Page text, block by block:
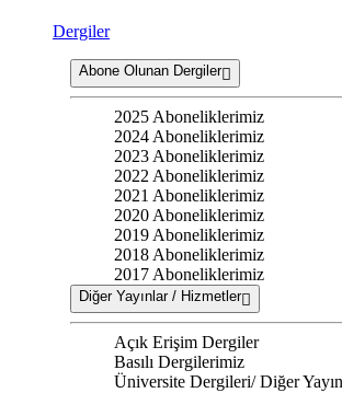
Dergiler
Abone Olunan Dergiler
2025 Aboneliklerimiz
2024 Aboneliklerimiz
2023 Aboneliklerimiz
2022 Aboneliklerimiz
2021 Aboneliklerimiz
2020 Aboneliklerimiz
2019 Aboneliklerimiz
2018 Aboneliklerimiz
2017 Aboneliklerimiz
Diğer Yayınlar / Hizmetler
Açık Erişim Dergiler
Basılı Dergilerimiz
Üniversite Dergileri/ Diğer